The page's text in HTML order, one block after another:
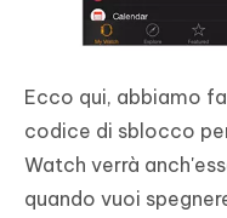
Ecco qui, abbiamo
codice di sblocco
Watch verrà
quando vuoi